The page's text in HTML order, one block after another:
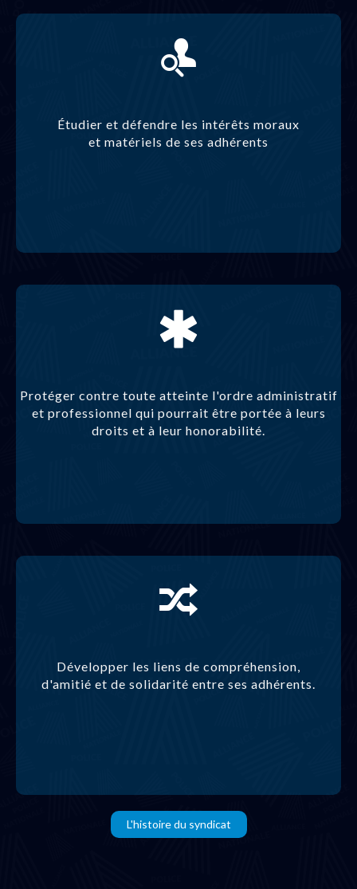
Étudier et défendre les intérêts moraux
et matériels de ses adhérents
Protéger contre toute atteinte l'ordre administratif
et professionnel qui pourrait être portée à leurs
droits et à leur honorabilité.
Développer les liens de compréhension,
d'amitié et de solidarité entre ses adhérents.
L'histoire du syndicat